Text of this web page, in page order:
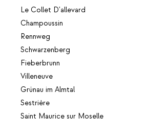
Le Collet D'allevard
Champoussin
Rennweg
Schwarzenberg
Fieberbrunn
Villeneuve
Grünau im Almtal
Sestrière
Saint Maurice sur Moselle